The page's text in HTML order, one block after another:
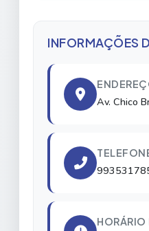
INFORMAÇÕES
Av. Chico